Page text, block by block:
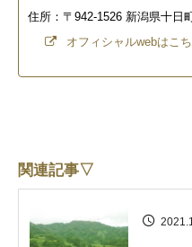
住所：〒942-1526 新潟県十日
オフィシャルwebはこ
関連記事▽